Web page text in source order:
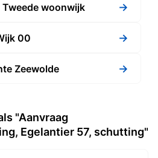
woonwijk →
00 →
Zeewolde →
"Aanvraag
Egelantier 57, schutting"